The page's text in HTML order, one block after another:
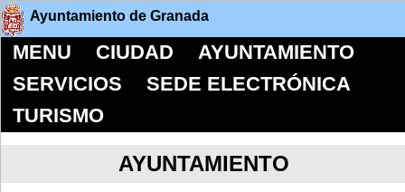
Ayuntamiento de Granada
MENU CIUDAD
AYUNTAMIENTO
SERVICIOS
SEDE ELECTRÓNICA
TURISMO
AYUNTAMIENTO